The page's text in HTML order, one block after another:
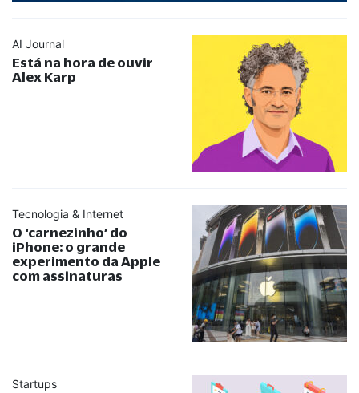
AI Journal
Está na hora de ouvir
Alex Karp
Tecnologia & Internet
O ‘carnezinho’ do
iPhone: o grande
experimento da Apple
com assinaturas
Startups